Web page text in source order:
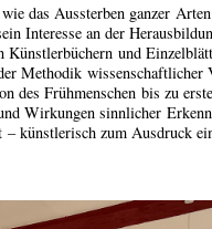
das Aussterben ganzer
Interesse an der
und
Methodik
des Frühmenschen bis zu
Wirkungen sinnlicher
künstlerisch zum Ausdruck